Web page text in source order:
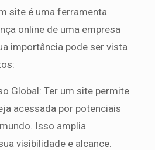
site é uma ferramenta
online de uma empresa
importância pode ser vista
Global: Ter um site permite
acessada por potenciais
Isso amplia
visibilidade e alcance.